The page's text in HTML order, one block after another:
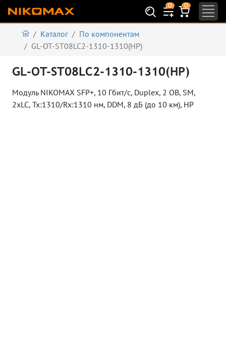
0 0
Каталог
По компонентам
GL-OT-ST08LC2-1310-1310(HP)
GL-OT-ST08LC2-1310-1310(HP)
Модуль NIKOMAX SFP+, 10 Гбит/с, Duplex, 2 ОВ, SM,
2xLC, Tx:1310/Rx:1310 нм, DDM, 8 дБ (до 10 км), HP